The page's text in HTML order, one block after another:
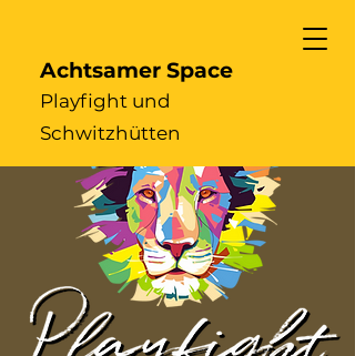
Achtsamer Space
Playfight und
Schwitzhütten